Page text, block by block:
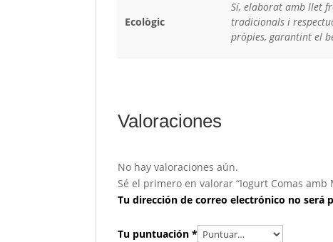
Ecològic
Sí, elaborat amb llet
tradicionals i
pròpies, garantint el
Valoraciones
No hay valoraciones aún.
Sé el primero en valorar “Iogurt Comas amb
Tu dirección de correo electrónico no será
Tu puntuación*